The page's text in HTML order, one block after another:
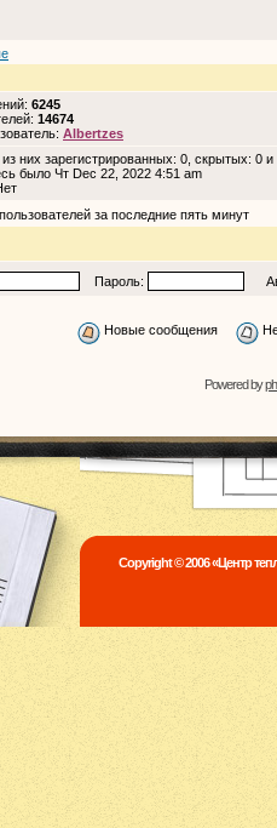
6245
14674
Albertzes
, из них зарегистрированных: 0, скрытых: 0
было Чт Dec 22, 2022 4:51 am
за последние пять минут
Пароль:
Новые сообщения
Powered by
Copyright © 2006 «Центр